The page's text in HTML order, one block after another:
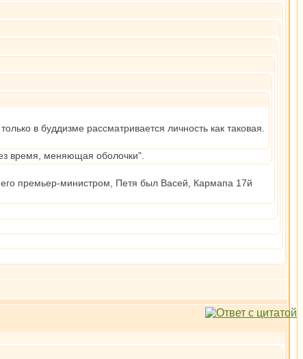
в буддизме рассматривается личность как таковая.
время, меняющая оболочки".
премьер-министром, Петя был Васей, Кармапа 17й